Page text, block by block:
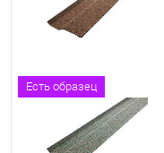
Есть образец